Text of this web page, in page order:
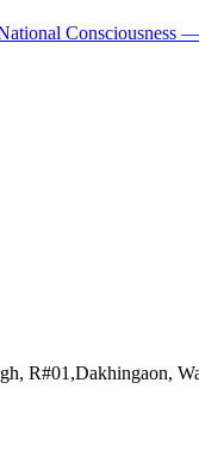
Consciousness
R#01,Dakhingaon,